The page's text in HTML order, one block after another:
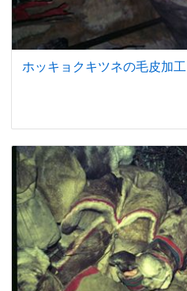
ホッキョクキツネの毛皮加工